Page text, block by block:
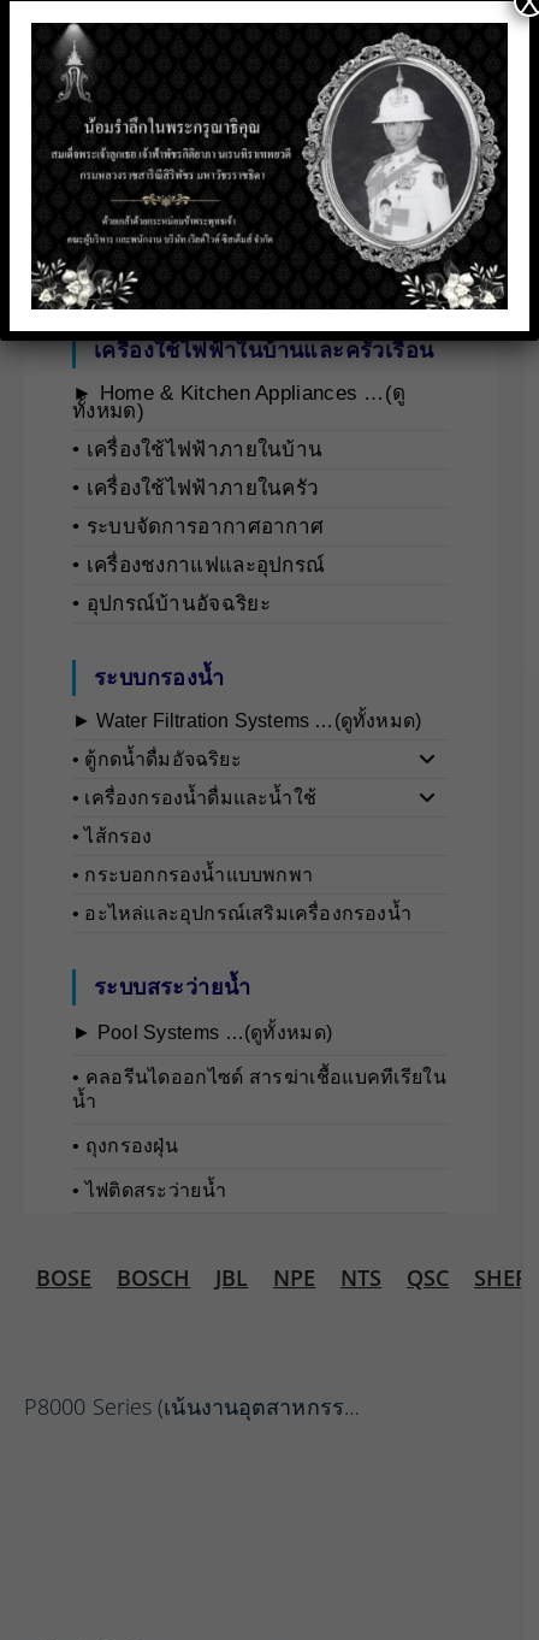
► Cleaning Solution …(ดูทั้งหมด)
• นํ้ายาล้างชิ้นส่วนทางไฟฟ้า
• นํ้ายาล้างหน้าสัมผัสไฟฟ้า
• โฟมทำความสะอาด
• สเปรย์เคลือบอุปกรณ์ไฟฟ้า
• ผลิตภัณฑ์ทำความสะอาดคราบน้ำมัน
• น้ำยาทำความสะอาดคอมพิวเตอร์
เครื่องใช้ไฟฟ้าในบ้านและครัวเรือน
► Home & Kitchen Appliances …(ดู
ทั้งหมด)
• เครื่องใช้ไฟฟ้าภายในบ้าน
• เครื่องใช้ไฟฟ้าภายในครัว
• ระบบจัดการอากาศอากาศ
• เครื่องชงกาแฟและอุปกรณ์
• อุปกรณ์บ้านอัจฉริยะ
ระบบกรองน้ำ
► Water Filtration Systems …(ดูทั้งหมด)
• ตู้กดน้ำดื่มอัจฉริยะ
• เครื่องกรองน้ำดื่มและน้ำใช้
• ไส้กรอง
• กระบอกกรองน้ำแบบพกพา
• อะไหล่และอุปกรณ์เสริมเครื่องกรองน้ำ
ระบบสระว่ายน้ำ
► Pool Systems …(ดูทั้งหมด)
• คลอรีนไดออกไซด์ สารฆ่าเชื้อแบคทีเรียใน
น้ำ
• ถุงกรองฝุ่น
• ไฟติดสระว่ายน้ำ
BOSE BOSCH JBL NPE NTS QSC
P8000 Series (เน้นงานอุตสาหกรร…